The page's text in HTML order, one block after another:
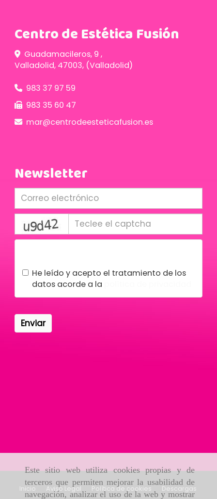
Este sitio web utiliza cookies propias y de
terceros que permiten mejorar la usabilidad de
navegación, analizar el uso de la web y mostrar
Centro de Estética Fusión
Guadamacileros, 9 ,
Valladolid, 47003, (Valladolid)
983 37 97 59
983 35 60 47
mar
centrodeesteticafusion.es
Newsletter
captcha
He leído y acepto el tratamiento de los
datos acorde a la
Enviar
Inicio Aviso Legal Política de cookies Descargas